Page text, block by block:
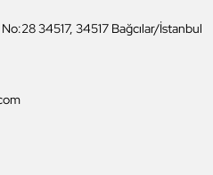
34517, 34517 Bağcılar/İstanbul